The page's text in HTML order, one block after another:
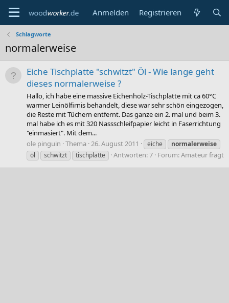
Anmelden Registrieren
Schlagworte
normalerweise
Eiche Tischplatte "schwitzt" Öl - Wie lange geht
dieses normalerweise ?
Hallo, ich habe eine massive Eichenholz-Tischplatte mit ca 60°C
warmer Leinölfirnis behandelt, diese war sehr schön eingezogen,
die Reste mit Tüchern entfernt. Das ganze ein 2. mal und beim 3.
mal habe ich es mit 320 Nassschleifpapier leicht in Faserrichtung
"einmasiert". Mit dem...
ole pinguin Thema 26. August 2011 eiche
normalerweise
öl
schwitzt tischplatte Antworten: 7 Forum:Amateur fragt